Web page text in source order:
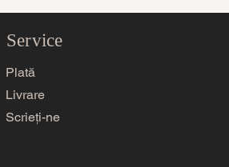
Service
Plată
Livrare
Scrieți-ne